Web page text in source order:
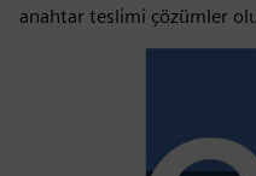
anahtar teslimi çözümler